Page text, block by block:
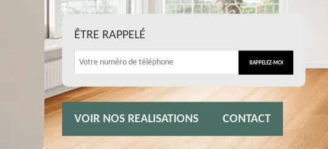
ÊTRE RAPPELÉ
VOIR NOS REALISATIONS CONTACT